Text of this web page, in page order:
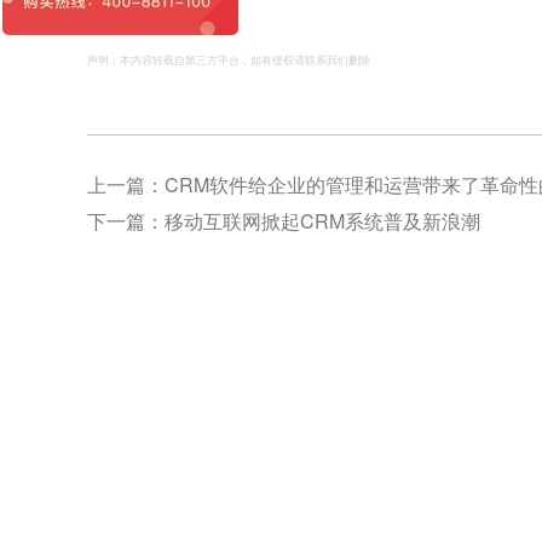
声明：本内容转载自第三方平台，如有侵权请联系我们删除
上一篇： CRM软件给企业的管理和运营带来了革命
下一篇： 移动互联网掀起CRM系统普及新浪潮